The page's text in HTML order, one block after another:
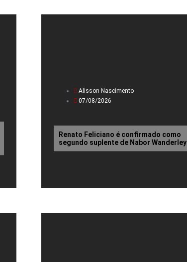
Alisson Nascimento
07/08/2026
Renato Feliciano é confirmado como
segundo suplente de Nabor Wanderley